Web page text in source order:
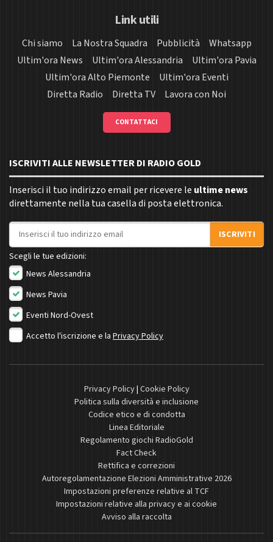
Link utili
Chi siamo La Nostra Squadra Pubblicità
Whatsapp
Ultim'ora News
Ultim'ora Alessandria
Ultim'ora Pavia
Ultim'ora Alto Piemonte
Ultim'ora Eventi
Diretta Radio
Diretta TV Lavora con Noi
CONTATTACI
ISCRIVITI ALLE NEWSLETTER DI RADIO GOLD
Inserisci il tuo indirizzo email per ricevere le ultime news
direttamente nella tua casella di posta elettronica.
Indirizzo email
ISCRIVITI
Scegli le tue edizioni:
News Alessandria
News Pavia
Eventi Nord-Ovest
Accetto l'iscrizione e la Privacy Policy
Privacy Policy| Cookie Policy
Politica sulla diversità e inclusione
Codice etico e di condotta
Linea Editoriale
Regolamento giochi RadioGold
Fact Check
Rettifica e correzioni
Autoregolamentazione Elezioni Amministrative 2026
Impostazioni preferenze relative al TCF
Impostazioni relative alla privacy e ai cookie
Avviso alla raccolta